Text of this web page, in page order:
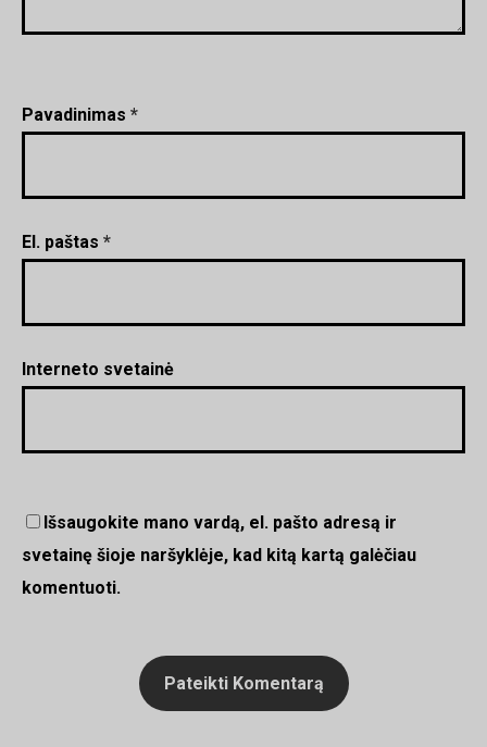
Pavadinimas *
El. paštas *
Interneto svetainė
Išsaugokite mano vardą, el. pašto adresą ir
svetainę šioje naršyklėje, kad kitą kartą galėčiau
komentuoti.